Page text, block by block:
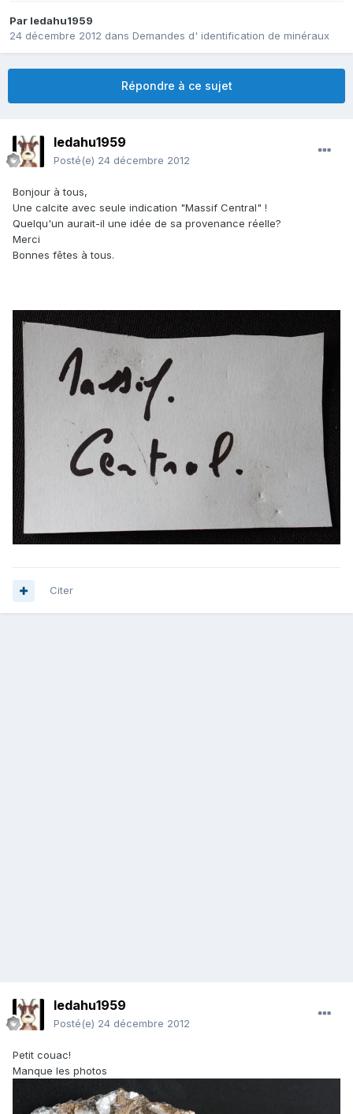
Par ledahu1959
24 décembre 2012 dans Demandes d' identification de minéraux
Répondre à ce sujet
ledahu1959
Posté(e) 24 décembre 2012
Bonjour à tous,
Une calcite avec seule indication "Massif Central" !
Quelqu'un aurait-il une idée de sa provenance réelle?
Merci
Bonnes fêtes à tous.
Citer
ledahu1959
Posté(e) 24 décembre 2012
Petit couac!
Manque les photos